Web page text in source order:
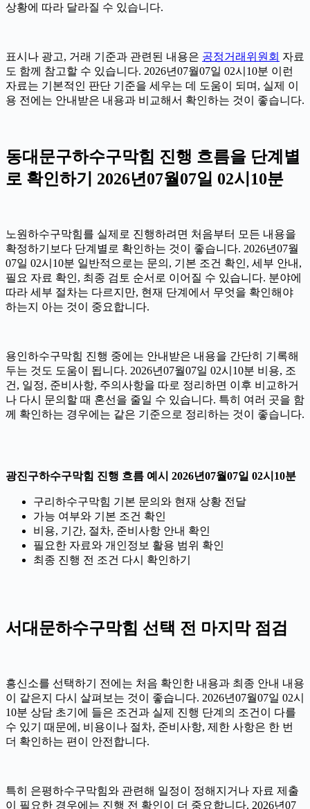
상황에 따라 달라질 수 있습니다.
표시나 광고, 거래 기준과 관련된 내용은 공정거래위원회 자료
도 함께 참고할 수 있습니다. 2026년07월07일 02시10분 이런
자료는 기본적인 판단 기준을 세우는 데 도움이 되며, 실제 이
용 전에는 안내받은 내용과 비교해서 확인하는 것이 좋습니다.
동대문구하수구막힘 진행 흐름을 단계별
로 확인하기 2026년07월07일 02시10분
노원하수구막힘를 실제로 진행하려면 처음부터 모든 내용을
확정하기보다 단계별로 확인하는 것이 좋습니다. 2026년07월
07일 02시10분 일반적으로는 문의, 기본 조건 확인, 세부 안내,
필요 자료 확인, 최종 검토 순서로 이어질 수 있습니다. 분야에
따라 세부 절차는 다르지만, 현재 단계에서 무엇을 확인해야
하는지 아는 것이 중요합니다.
용인하수구막힘 진행 중에는 안내받은 내용을 간단히 기록해
두는 것도 도움이 됩니다. 2026년07월07일 02시10분 비용, 조
건, 일정, 준비사항, 주의사항을 따로 정리하면 이후 비교하거
나 다시 문의할 때 혼선을 줄일 수 있습니다. 특히 여러 곳을 함
께 확인하는 경우에는 같은 기준으로 정리하는 것이 좋습니다.
광진구하수구막힘 진행 흐름 예시 2026년07월07일 02시10분
구리하수구막힘 기본 문의와 현재 상황 전달
가능 여부와 기본 조건 확인
비용, 기간, 절차, 준비사항 안내 확인
필요한 자료와 개인정보 활용 범위 확인
최종 진행 전 조건 다시 확인하기
서대문하수구막힘 선택 전 마지막 점검
흥신소를 선택하기 전에는 처음 확인한 내용과 최종 안내 내용
이 같은지 다시 살펴보는 것이 좋습니다. 2026년07월07일 02시
10분 상담 초기에 들은 조건과 실제 진행 단계의 조건이 다를
수 있기 때문에, 비용이나 절차, 준비사항, 제한 사항은 한 번
더 확인하는 편이 안전합니다.
특히 은평하수구막힘와 관련해 일정이 정해지거나 자료 제출
이 필요한 경우에는 진행 전 확인이 더 중요합니다. 2026년07